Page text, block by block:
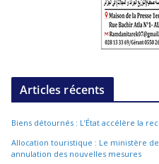
Articles récents
Biens détournés : L’État accélère la
Allocation touristique : Le ministère
annulation des nouvelles mesures